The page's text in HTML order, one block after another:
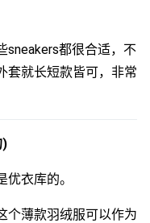
sneakers都很合适，不
套就长短款皆可，非常
)
衣库的。
个薄款羽绒服可以作为